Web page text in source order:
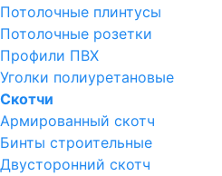
Потолочные плинтусы
Потолочные розетки
Профили ПВХ
Уголки полиуретановые
Скотчи
Армированный скотч
Бинты строительные
Двусторонний скотч